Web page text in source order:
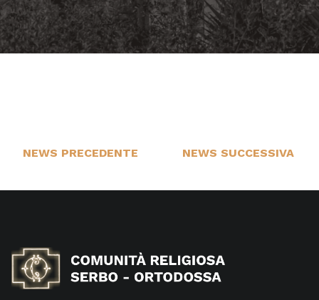
NEWS PRECEDENTE NEWS SUCCESSIVA